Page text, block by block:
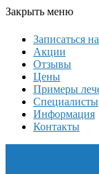
Закрыть меню
Записаться
Акции
Отзывы
Цены
Примеры
Специалисты
Информация
Контакты